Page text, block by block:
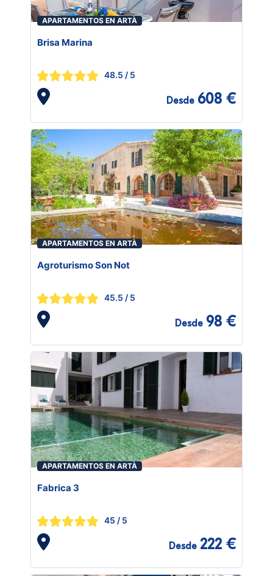
APARTAMENTOS EN ARTÀ
Brisa Marina
48.5 / 5
Desde 608 €
APARTAMENTOS EN ARTÀ
Agroturismo Son Not
45.5 / 5
Desde 98 €
APARTAMENTOS EN ARTÀ
Fabrica 3
45 / 5
Desde 222 €